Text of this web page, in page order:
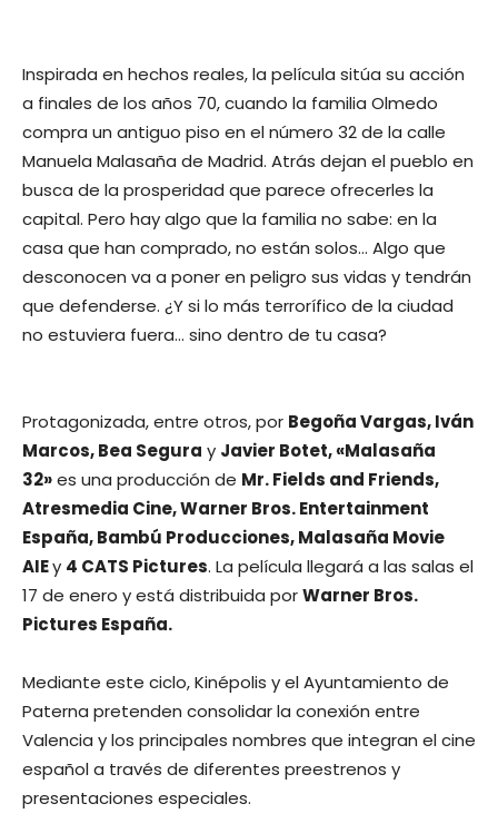
Inspirada en hechos reales, la película sitúa su acción
a finales de los años 70, cuando la familia Olmedo
compra un antiguo piso en el número 32 de la calle
Manuela Malasaña de Madrid. Atrás dejan el pueblo en
busca de la prosperidad que parece ofrecerles la
capital. Pero hay algo que la familia no sabe: en la
casa que han comprado, no están solos… Algo que
desconocen va a poner en peligro sus vidas y tendrán
que defenderse. ¿Y si lo más terrorífico de la ciudad
no estuviera fuera… sino dentro de tu casa?
Protagonizada, entre otros, por Begoña Vargas, Iván
Marcos, Bea Segura y Javier Botet, «Malasaña
32»es una producción de Mr. Fields and Friends,
Atresmedia Cine, Warner Bros. Entertainment
España, Bambú Producciones, Malasaña Movie
AIEy 4 CATS Pictures. La película llegará a las salas el
17 de enero y está distribuida porWarner Bros.
Pictures España.
Mediante este ciclo, Kinépolis y el Ayuntamiento de
Paterna pretenden consolidar la conexión entre
Valencia y los principales nombres que integran el cine
español a través de diferentes preestrenos y
presentaciones especiales.